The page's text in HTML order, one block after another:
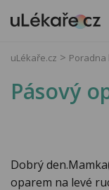
uLékaře.cz Poradna
Pásový
Dobrý
oparem na levé